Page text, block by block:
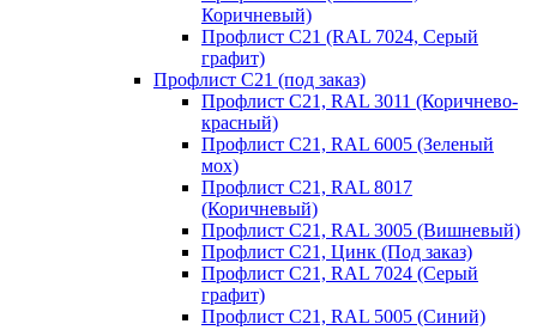
Коричневый)
Профлист С21 (RAL 7024, Серый
графит)
Профлист С21 (под заказ)
Профлист С21, RAL 3011 (Коричнево-
красный)
Профлист С21, RAL 6005 (Зеленый
мох)
Профлист С21, RAL 8017
(Коричневый)
Профлист С21, RAL 3005 (Вишневый)
Профлист С21, Цинк (Под заказ)
Профлист С21, RAL 7024 (Серый
графит)
Профлист С21, RAL 5005 (Синий)